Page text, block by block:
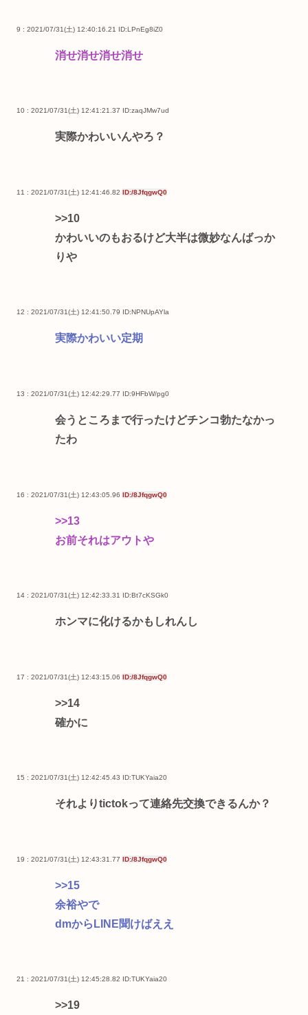
9 : 2021/07/31(土) 12:40:16.21 ID:LPnEg8iZ0
消せ消せ消せ消せ
10 : 2021/07/31(土) 12:41:21.37 ID:zaqJMw7ud
実際かわいいんやろ？
11 : 2021/07/31(土) 12:41:46.82 ID:/8JfqgwQ0
>>10
かわいいのもおるけど大半は微妙なんばっか
りや
12 : 2021/07/31(土) 12:41:50.79 ID:NPNUpAYla
実際かわいい定期
13 : 2021/07/31(土) 12:42:29.77 ID:9HFbW/pg0
会うところまで行ったけどチンコ勃たなかっ
たわ
16 : 2021/07/31(土) 12:43:05.96 ID:/8JfqgwQ0
>>13
お前それはアウトや
14 : 2021/07/31(土) 12:42:33.31 ID:Bt7cKSGk0
ホンマに化けるかもしれんし
17 : 2021/07/31(土) 12:43:15.06 ID:/8JfqgwQ0
>>14
確かに
15 : 2021/07/31(土) 12:42:45.43 ID:TUKYaia20
それよりtictokって連絡先交換できるんか？
19 : 2021/07/31(土) 12:43:31.77 ID:/8JfqgwQ0
>>15
余裕やで
dmからLINE聞けばええ
21 : 2021/07/31(土) 12:45:28.82 ID:TUKYaia20
>>19